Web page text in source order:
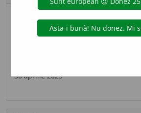
79 (locul 77)
30 aprilie 2025